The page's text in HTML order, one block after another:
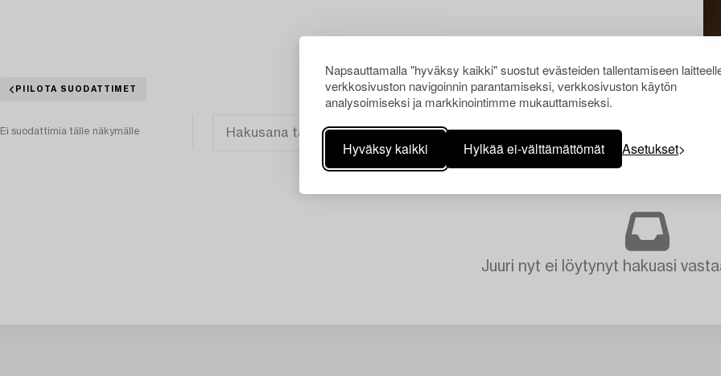
Napsauttamalla "hyväksy kaikki" suostut evästeiden tallentamiseen
verkkosivuston navigoinnin parantamiseksi, verkkosivuston käytön
analysoimiseksi ja markkinointimme mukauttamiseksi.
Hyväksy kaikki Hylkää ei-välttämättömät Asetukset
PIILOTA SUODATTIMET
Ei suodattimia tälle näkymälle
Juuri nyt ei löytynyt hakuasi